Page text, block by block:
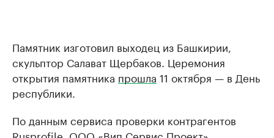
Памятник изготовил выходец из Башкирии,
скульптор Салават Щербаков. Церемония
открытия памятника прошла 11 октября — в День
республики.
По данным сервиса проверки контрагентов